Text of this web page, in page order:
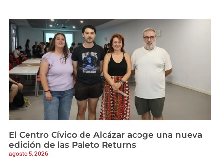
El Centro Cívico de Alcázar acoge una nueva
edición de las Paleto Returns
agosto 5, 2026